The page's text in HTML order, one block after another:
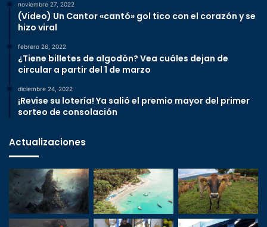
noviembre 27, 2022
(Video) Un Cantor «cantó» gol tico con el corazón y se
hizo viral
febrero 26, 2022
¿Tiene billetes de algodón? Vea cuáles dejan de
circular a partir del 1 de marzo
diciembre 24, 2022
¡Revise su lotería! Ya salió el premio mayor del primer
sorteo de consolación
Actualizaciones